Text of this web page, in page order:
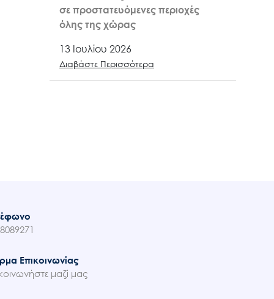
σε προστατευόμενες περιοχές
όλης της χώρας
13 Ιουλίου 2026
Διαβάστε Περισσότερα
Επικοινωνίας
μαζί μας